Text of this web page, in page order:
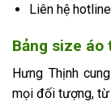
Liên hệ hotline
Bảng size áo
Hưng Thịnh
mọi đối tượng,